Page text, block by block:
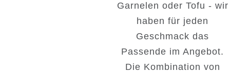
Garnelen oder Tofu - wir
haben für jeden
Geschmack das
Passende im Angebot.
Die Kombination von